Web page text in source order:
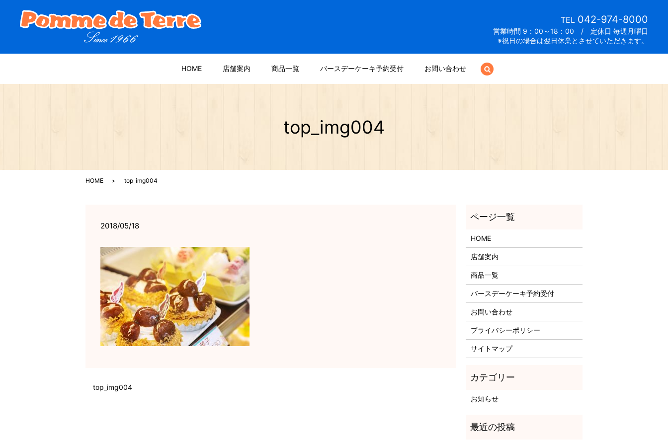
HOME 店舗案内 商品一覧 バースデーケーキ予約受付 お問い合わせ search
TEL 042-974-8000
営業時間 9：00～18：00 / 定休日 毎週月曜日
※祝日の場合は翌日休業とさせていただきます。
top_img004
HOME top_img004
2018/05/18
top_img004
HOME
店舗案内
商品一覧
バースデーケーキ予約受付
お問い合わせ
プライバシーポリシー
サイトマップ
お知らせ